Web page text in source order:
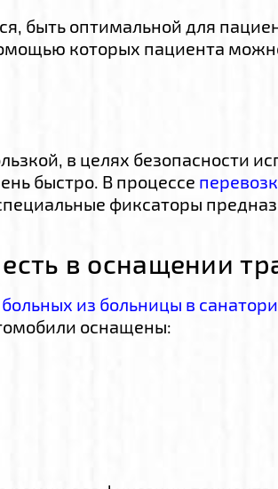
быть оптимальной для
которых пациента
в целях безопасности
быстро. В процессе
фиксаторы
в оснащении
из больницы в
оснащены: